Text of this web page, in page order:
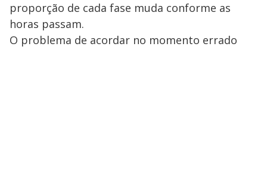
proporção de cada fase muda conforme as
horas passam.
O problema de acordar no momento errado